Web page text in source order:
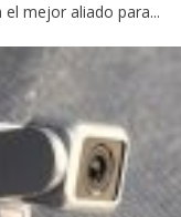
mejor aliado para...